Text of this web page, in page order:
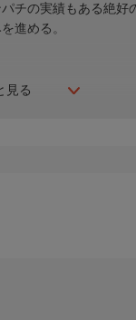
見る
チの実績もある絶好
進める。